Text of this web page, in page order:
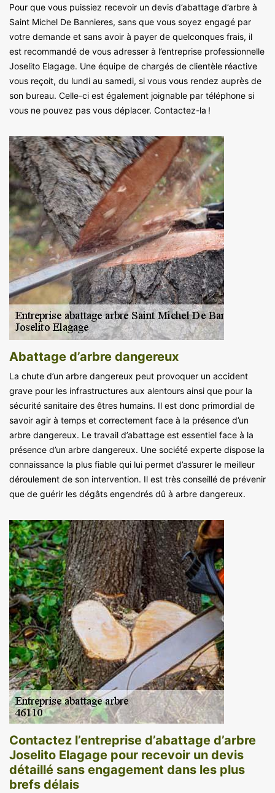
Pour que vous puissiez recevoir un devis d’abattage d’arbre à
Saint Michel De Bannieres, sans que vous soyez engagé par
votre demande et sans avoir à payer de quelconques frais, il
est recommandé de vous adresser à l’entreprise professionnelle
Joselito Elagage. Une équipe de chargés de clientèle réactive
vous reçoit, du lundi au samedi, si vous vous rendez auprès de
son bureau. Celle-ci est également joignable par téléphone si
vous ne pouvez pas vous déplacer. Contactez-la !
Abattage d’arbre dangereux
La chute d’un arbre dangereux peut provoquer un accident
grave pour les infrastructures aux alentours ainsi que pour la
sécurité sanitaire des êtres humains. Il est donc primordial de
savoir agir à temps et correctement face à la présence d’un
arbre dangereux. Le travail d’abattage est essentiel face à la
présence d’un arbre dangereux. Une société experte dispose la
connaissance la plus fiable qui lui permet d’assurer le meilleur
déroulement de son intervention. Il est très conseillé de prévenir
que de guérir les dégâts engendrés dû à arbre dangereux.
Contactez l’entreprise d’abattage d’arbre
Joselito Elagage pour recevoir un devis
détaillé sans engagement dans les plus
brefs délais